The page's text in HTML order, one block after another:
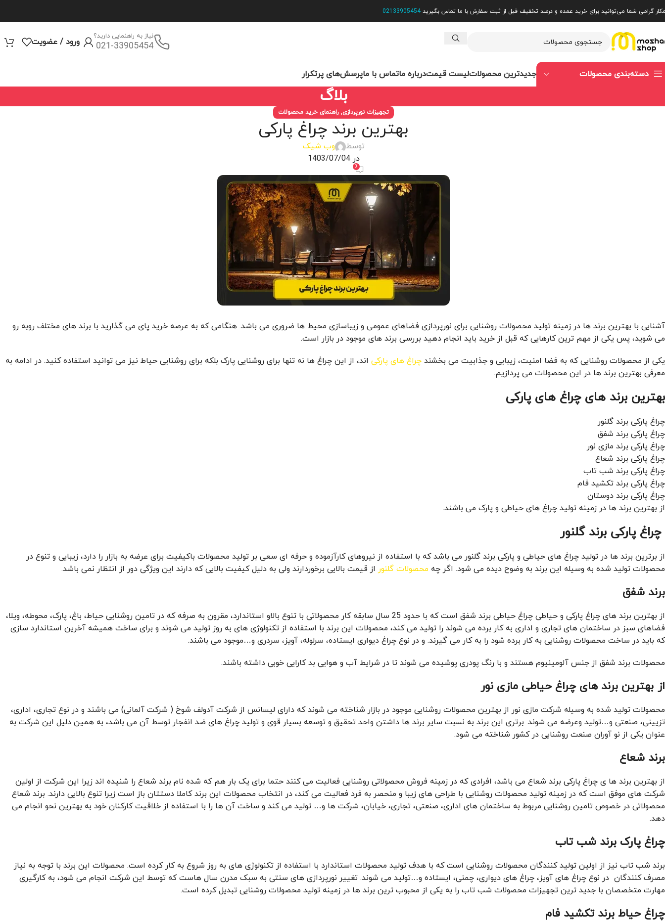
گرامی شما می‌توانید برای خرید عمده و درصد تخفیف قبل از ثبت سفارش با ما تماس بگیرید02133905454
نیاز به راهنمایی دارید؟
021-33905454 ورود / عضویت
دسته‌بندی محصولات جدیدترین محصولاتلیست قیمتدرباره ماتماس با ماپرسش‌های پرتکرار
بلاگ
تجهیزات نورپردازی,راهنمای خرید محصولات
بهترین برند چراغ پارکی
توسط
وب شیک
در 1403/07/04
0
آشنایی با بهترین برند ها در زمینه تولید محصولات روشنایی برای نورپردازی فضاهای عمومی و زیباسازی محیط ها ضروری می باشد. هنگامی که به عرصه خرید پای می گذارید با برند های مختلف روبه رو
می شوید، پس یکی از مهم ترین کارهایی که قبل از خرید باید انجام دهید بررسی برند های موجود در بازار است.
یکی از محصولات روشنایی که به فضا امنیت، زیبایی و جذابیت می بخشند چراغ های پارکی اند، از این چراغ ها نه تنها برای روشنایی پارک بلکه برای روشنایی حیاط نیز می توانید استفاده کنید. در ادامه به
معرفی بهترین برند ها در این محصولات می پردازیم.
بهترین برند های چراغ های پارکی
چراغ پارکی برند گلنور
چراغ پارکی برند شفق
چراغ پارکی برند مازی نور
چراغ پارکی برند شعاع
چراغ پارکی برند شب تاب
چراغ پارکی برند تکشید فام
چراغ پارکی برند دوستان
از بهترین برند ها در زمینه تولید چراغ های حیاطی و پارک می باشند.
چراغ پارکی برند گلنور
از برترین برند ها در تولید چراغ های حیاطی و پارکی برند گلنور می باشد که با استفاده از نیروهای کارآزموده و حرفه ای سعی بر تولید محصولات باکیفیت برای عرضه به بازار را دارد، زیبایی و تنوع در
محصولات تولید شده به وسیله این برند به وضوح دیده می شود. اگر چه محصولات گلنور از قیمت بالایی برخوردارند ولی به دلیل کیفیت بالایی که دارند این ویژگی دور از انتظار نمی باشد.
برند شفق
از بهترین برند های چراغ پارکی و حیاطی چراغ حیاطی برند شفق است که با حدود 25 سال سابقه کار محصولاتی با تنوع بالاو استاندارد، مقرون به صرفه که در تامین روشنایی حیاط، باغ، پارک، محوطه، ویلا،
فضاهای سبز در ساختمان های تجاری و اداری به کار برده می شوند را تولید می کند، محصولات این برند با استفاده از تکنولوژی های به روز تولید می شوند و برای ساخت همیشه آخرین استاندارد سازی
که باید در ساخت محصولات روشنایی به کار برده شود را به کار می گیرند. و در نوع چراغ دیواری ایستاده، سرلوله، آویز، سردری و…موجود می باشند.
محصولات برند شفق از جنس آلومینیوم هستند و با رنگ پودری پوشیده می شوند تا در شرایط آب و هوایی بد کارایی خوبی داشته باشند.
از بهترین برند های چراغ حیاطی مازی نور
محصولات تولید شده به وسیله شرکت مازی نور از بهترین محصولات روشنایی موجود در بازار شناخته می شوند که دارای لیسانس از شرکت آدولف شوخ ( شرکت آلمانی) می باشند و در نوع تجاری، اداری،
تزیینی، صنعتی و…تولید وعرضه می شوند. برتری این برند به نسبت سایر برند ها داشتن واحد تحقیق و توسعه بسیار قوی و تولید چراغ های ضد انفجار توسط آن می باشد، به همین دلیل این شرکت به
عنوان یکی از نو آوران صنعت روشنایی در کشور شناخته می شود.
برند شعاع
از بهترین برند ها ی چراغ پارکی برند شعاع می باشد، افرادی که در زمینه فروش محصولاتی روشنایی فعالیت می کنند حتما برای یک بار هم که شده نام برند شعاع را شنیده اند زیرا این شرکت از اولین
شرکت های موفق است که در زمینه تولید محصولات روشنایی با طراحی های زیبا و منحصر به فرد فعالیت می کند، در انتخاب محصولات این برند کاملا دستتان باز است زیرا تنوع بالایی دارند. برند شعاع
محصولاتی در خصوص تامین روشنایی مربوط به ساختمان های اداری، صنعتی، تجاری، خیابان، شرکت ها و… تولید می کند و ساخت آن ها را با استفاده از خلاقیت کارکنان خود به بهترین نحو انجام می
دهد.
چراغ پارک برند شب تاب
برند شب تاب نیز از اولین تولید کنندگان محصولات روشنایی است که با هدف تولید محصولات استاندارد با استفاده از تکنولوژی های به روز شروع به کار کرده است. محصولات این برند با توجه به نیاز
مصرف کنندگان در نوع چراغ های آویز، چراغ های دیواری، چمنی، ایستاده و…تولید می شوند. تغییر نورپردازی های سنتی به سبک مدرن سال هاست که توسط این شرکت انجام می شود، به کارگیری
مهارت متخصصان با جدید ترین تجهیزات محصولات شب تاب را به یکی از محبوب ترین برند ها در زمینه تولید محصولات روشنایی تبدیل کرده است.
چراغ حیاط برند تکشید فام